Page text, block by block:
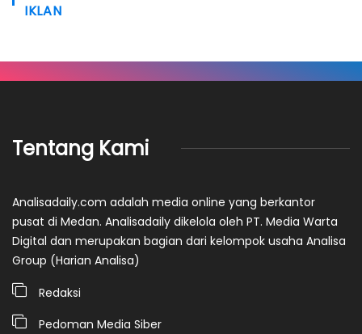
IKLAN
Tentang Kami
Analisadaily.com adalah media online yang berkantor
pusat di Medan. Analisadaily dikelola oleh PT. Media Warta
Digital dan merupakan bagian dari kelompok usaha Analisa
Group (Harian Analisa)
Redaksi
Pedoman Media Siber